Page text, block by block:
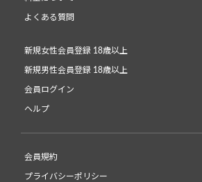
よくある質問
新規女性会員登録 18歳以上
新規男性会員登録 18歳以上
会員ログイン
ヘルプ
会員規約
プライバシーポリシー